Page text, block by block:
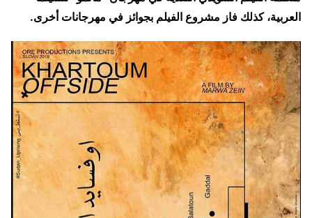
العربية، كذلك فاز مشروع الفيلم بجوائز في مهرجانات أخرى.